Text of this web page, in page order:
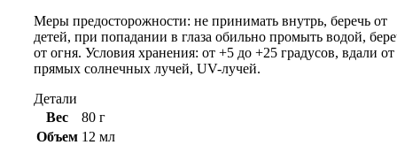
Меры предосторожности: не принимать внутрь, беречь от
детей, при попадании в глаза обильно промыть водой,
от огня. Условия хранения: от +5 до +25 градусов, вдали от
прямых солнечных лучей, UV-лучей.
Детали
Вес
80 г
Объем 12 мл